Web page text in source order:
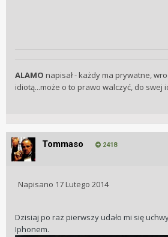
ALAMO napisał - każdy ma prywatne,
idiotą...może o to prawo walczyć, do swej
Tommaso 2418
Napisano 17 Lutego 2014
Dzisiaj po raz pierwszy udało mi się
Iphonem.